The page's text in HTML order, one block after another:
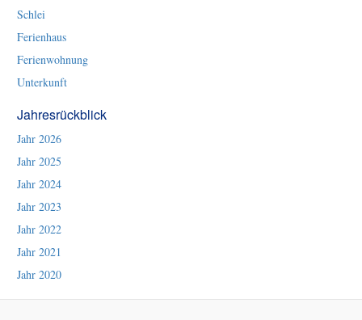
Schlei
Ferienhaus
Ferienwohnung
Unterkunft
Jahresrückblick
Jahr 2026
Jahr 2025
Jahr 2024
Jahr 2023
Jahr 2022
Jahr 2021
Jahr 2020